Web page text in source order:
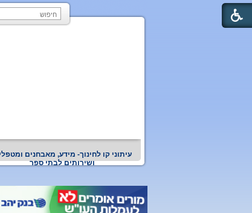
עיתוני קו לחינוך- מידע, מאבחנים
ושירותים לבתי ספר